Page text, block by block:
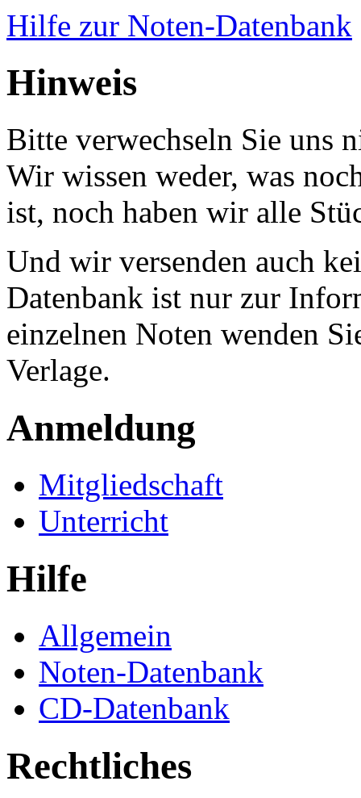
Hilfe zur Noten-Datenbank
Hinweis
Bitte verwechseln Sie uns
Wir wissen weder, was
ist, noch haben wir alle
Und wir versenden auch
Datenbank ist nur zur
einzelnen Noten wenden
Verlage.
Anmeldung
Mitgliedschaft
Unterricht
Hilfe
Allgemein
Noten-Datenbank
CD-Datenbank
Rechtliches